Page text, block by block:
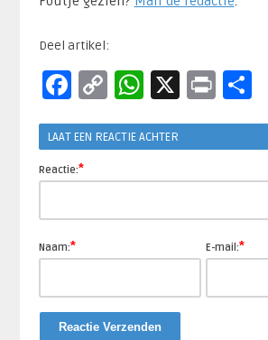
Deel artikel:
Facebook
CopyWhatsApp
X Print
LAAT EEN REACTIE ACHTER
Reactie:*
Naam:* E-mail:*